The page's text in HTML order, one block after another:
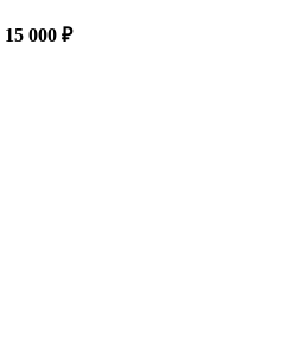
15 000 ₽